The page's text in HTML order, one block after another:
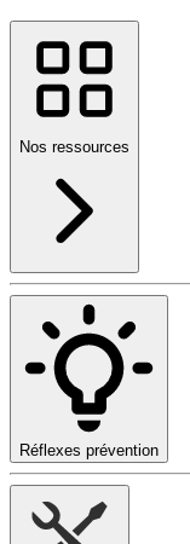
Nos ressources
Réflexes prévention